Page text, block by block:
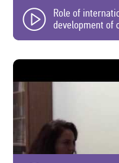
Role of
development of